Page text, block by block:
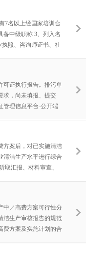
7名以上经国家培训合
备中级职称 3、列入名
照、咨询师证书、社
可证执行报告。排污单
求，尚未填报、提交
管理信息平台-公开端
方案后，对已实施清洁
清洁生产水平进行综合
取汇报、材料审查、
门或节能主管部门应
“不合格”的企业，要
中／高费方案可行性分
洁生产审核报告的规范
费方案及实施计划的合